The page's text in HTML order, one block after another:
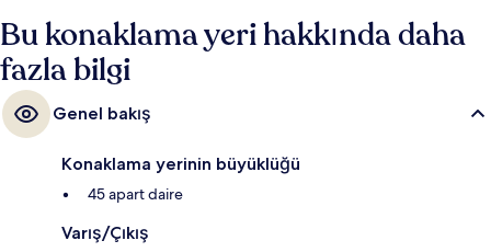
Bu konaklama yeri hakkında daha
fazla bilgi
Genel bakış
Konaklama yerinin büyüklüğü
45 apart daire
Varış/Çıkış